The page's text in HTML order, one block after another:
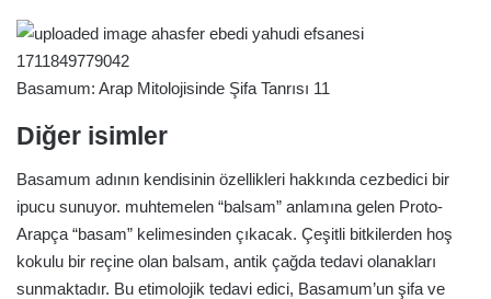
Basamum: Arap Mitolojisinde Şifa Tanrısı 11
Diğer isimler
Basamum adının kendisinin özellikleri hakkında cezbedici bir
ipucu sunuyor. muhtemelen “balsam” anlamına gelen Proto-
Arapça “basam” kelimesinden çıkacak. Çeşitli bitkilerden hoş
kokulu bir reçine olan balsam, antik çağda tedavi olanakları
sunmaktadır. Bu etimolojik tedavi edici, Basamum’un şifa ve